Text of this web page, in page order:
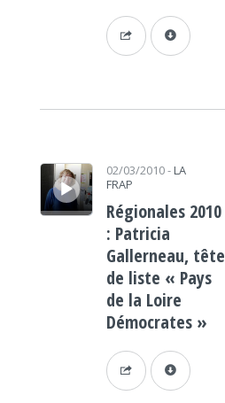
Lecteur audio 02/03/2010- LA
FRAP
Régionales 2010
: Patricia
Gallerneau, tête
de liste « Pays
de la Loire
Démocrates »